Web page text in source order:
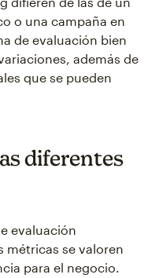
o una campaña en
de evaluación bien
además de
que se pueden
diferentes
evaluación
métricas se valoren
para el negocio.